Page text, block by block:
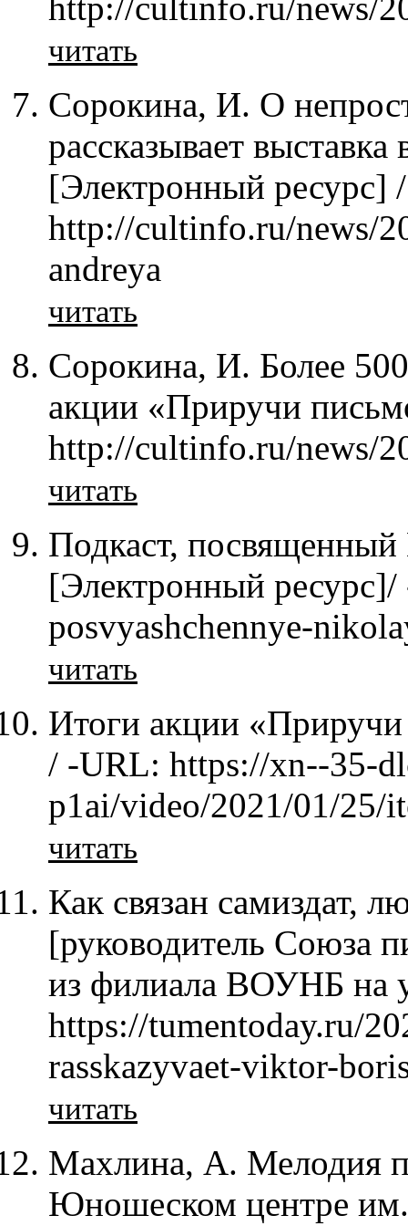
читать
Сорокина, И. О
рассказывает
[Электронный
http://cultinfo.ru/news/
andreya
читать
Сорокина, И. Более
акции «Приручи
http://cultinfo.ru/news/
читать
Подкаст,
[Электронный
posvyashchennye-
читать
Итоги акции «Приручи
/ -URL: https://xn--35-
p1ai/video/2021/01/25/
читать
Как связан самиздат,
[руководитель Союза
из филиала ВОУНБ на
https://tumentoday.ru/
rasskazyvaet-viktor-
читать
Махлина, А. Мелодия
Юношеском центре